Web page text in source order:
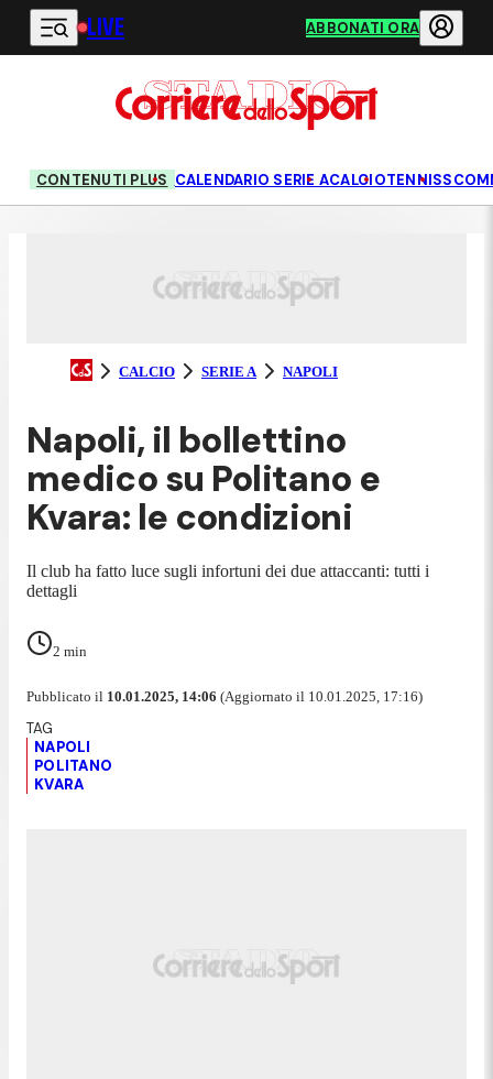
Vai al contenuto principale
LIVE ABBONATI ORA
CONTENUTI PLUS CALENDARIO SERIE ACALCIOTENNIS
CALCIO SERIE A NAPOLI
Napoli, il bollettino
medico su Politano e
Kvara: le condizioni
Il club ha fatto luce sugli infortuni dei due attaccanti: tutti i
dettagli
2 min
Pubblicato il 10.01.2025, 14:06 (Aggiornato il 10.01.2025, 17:16)
NAPOLI
POLITANO
KVARA